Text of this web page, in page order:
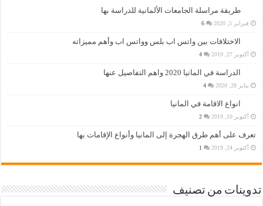
طريقة مراسلة الجامعات الألمانية للدراسة بها
فبراير 5, 2020 6
الاختلافات بين واتس اب بلس وواتس اب وأهم مميزاته
أكتوبر 27, 2019 4
الدراسة في المانيا 2020 واهم التفاصيل عنها
يناير 28, 2020 4
انواع الاقامة في المانيا
أكتوبر 10, 2019 2
تعرف على أهم طرق الهجرة إلى المانيا وأنواع الإقامات بها
أكتوبر 24, 2019 1
تدوينات من تصنيف